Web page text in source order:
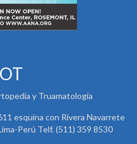
y Truamatología
esquina con Rivera Navarrete
Perú Telf. (511) 359 8530